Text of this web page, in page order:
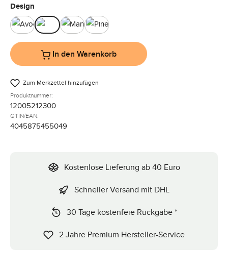
Design
AvocadoInk Mango Pine
In den Warenkorb
Zum Merkzettel hinzufügen
Produktnummer:
12005212300
GTIN/EAN:
4045875455049
Kostenlose Lieferung ab 40 Euro
Schneller Versand mit DHL
30 Tage kostenfeie Rückgabe *
2 Jahre Premium Hersteller-Service